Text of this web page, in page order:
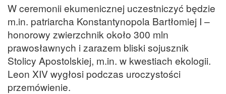
W ceremonii ekumenicznej uczestniczyć będzie
m.in. patriarcha Konstantynopola Bartłomiej I –
honorowy zwierzchnik około 300 mln
prawosławnych i zarazem bliski sojusznik
Stolicy Apostolskiej, m.in. w kwestiach ekologii.
Leon XIV wygłosi podczas uroczystości
przemówienie.